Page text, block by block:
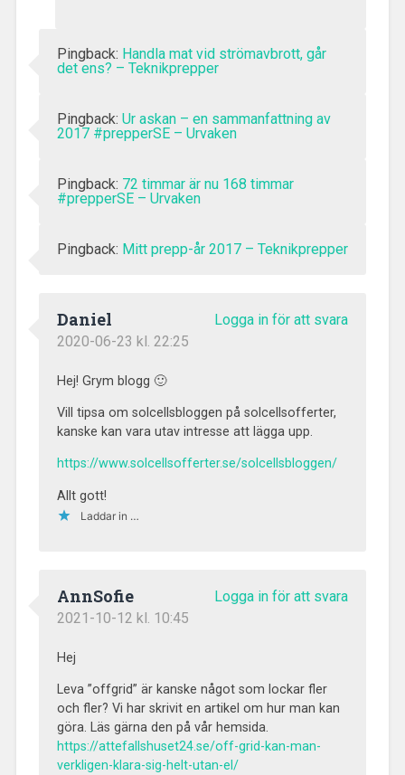
Pingback: Handla mat vid strömavbrott, går
det ens? – Teknikprepper
Pingback: Ur askan – en sammanfattning av
2017 #prepperSE – Urvaken
Pingback: 72 timmar är nu 168 timmar
#prepperSE – Urvaken
Pingback: Mitt prepp-år 2017 – Teknikprepper
Daniel
2020-06-23 kl. 22:25
Hej! Grym blogg 🙂
Vill tipsa om solcellsbloggen på solcellsofferter,
kanske kan vara utav intresse att lägga upp.
https://www.solcellsofferter.se/solcellsbloggen/
Allt gott!
Laddar in …
Logga in för att svara
AnnSofie
2021-10-12 kl. 10:45
Hej
Leva ”offgrid” är kanske något som lockar fler
och fler? Vi har skrivit en artikel om hur man kan
göra. Läs gärna den på vår hemsida.
https://attefallshuset24.se/off-grid-kan-man-
verkligen-klara-sig-helt-utan-el/
Logga in för att svara